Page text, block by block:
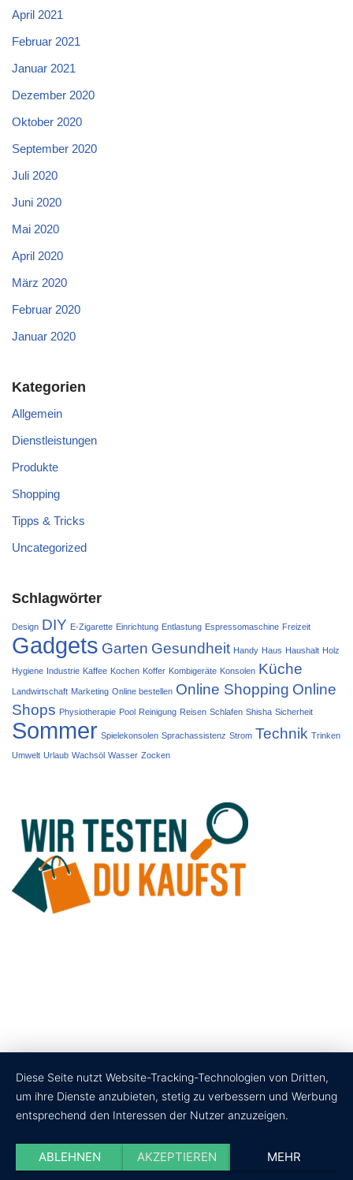
April 2021
Februar 2021
Januar 2021
Dezember 2020
Oktober 2020
September 2020
Juli 2020
Juni 2020
Mai 2020
April 2020
März 2020
Februar 2020
Januar 2020
Kategorien
Allgemein
Dienstleistungen
Produkte
Shopping
Tipps & Tricks
Uncategorized
Schlagwörter
Design DIY E-Zigarette Einrichtung Entlastung Espressomaschine Freizeit
Gadgets Garten Gesundheit Handy Haus Haushalt Holz
Hygiene Industrie Kaffee Kochen Koffer Kombigeräte Konsolen Küche
Landwirtschaft Marketing Online bestellen Online Shopping Online
Shops Physiotherapie Pool Reinigung Reisen Schlafen Shisha Sicherheit
Sommer Spielekonsolen Sprachassistenz Strom Technik Trinken
Umwelt Urlaub Wachsöl Wasser Zocken
Diese Seite nutzt Website-Tracking-Technologien von Dritten,
um ihre Dienste anzubieten, stetig zu verbessern und Werbung
entsprechend den Interessen der Nutzer anzuzeigen.
ABLEHNEN AKZEPTIEREN MEHR